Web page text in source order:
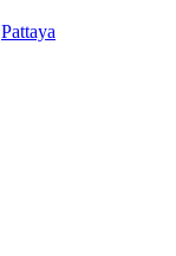
Pattaya